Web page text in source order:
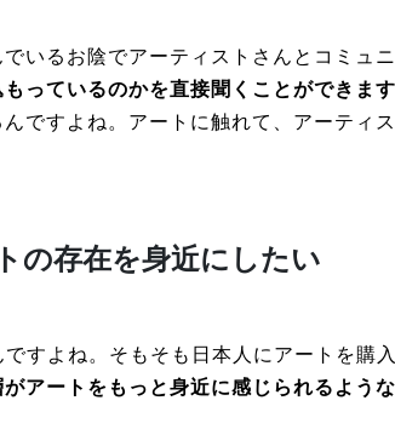
いるお陰でアーティストさんとコミュ
っているのかを直接聞くことができます
ですよね。アートに触れて、アーティ
の存在を身近にしたい
すよね。そもそも日本人にアートを購
がアートをもっと身近に感じられるよう